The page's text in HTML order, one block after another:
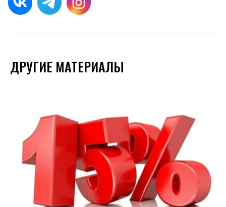
ДРУГИЕ МАТЕРИАЛЫ